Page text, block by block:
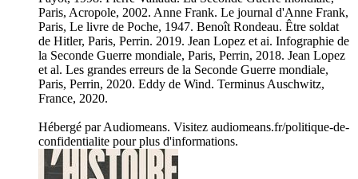
Paris, Acropole, 2002. Anne Frank. Le journal d'Anne Frank,
Paris, Le livre de Poche, 1947. Benoît Rondeau. Être soldat
de Hitler, Paris, Perrin. 2019. Jean Lopez et ai. Infographie de
la Seconde Guerre mondiale, Paris, Perrin, 2018. Jean Lopez
et al. Les grandes erreurs de la Seconde Guerre mondiale,
Paris, Perrin, 2020. Eddy de Wind. Terminus Auschwitz,
France, 2020.
Hébergé par Audiomeans. Visitez audiomeans.fr/politique-de-
confidentialite pour plus d'informations.